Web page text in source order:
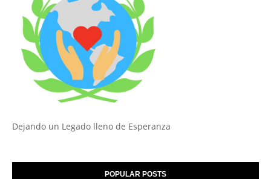
Dejando un Legado lleno de Esperanza
POPULAR POSTS